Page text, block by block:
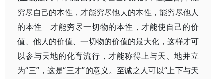
穷尽自己的本性，才能穷尽他人的本性，能穷尽他人
的本性，才能穷尽一切物的本性，才能使自己的价
值、他人的价值、一切物的价值的最大化，这样才可
以参与天地的化育流行，才能称得上与天、地并立
为“三”，这是“三才”的意义。至诚之人可以“上下与天